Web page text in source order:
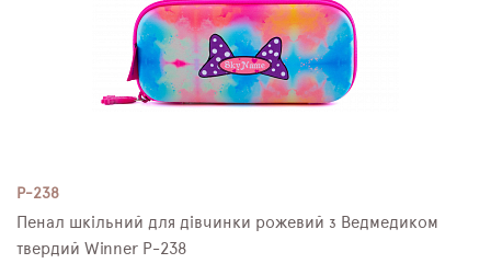
P-238
Пенал шкільний для дівчинки рожевий з Ведмедиком
твердий Winner P-238